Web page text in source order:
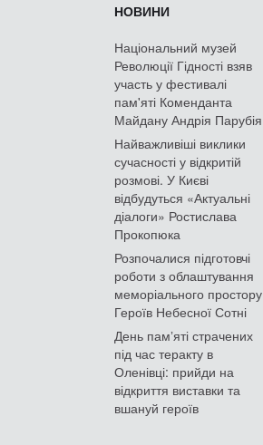
НОВИНИ
Національний музей
Революції Гідності взяв
участь у фестивалі
пам'яті Коменданта
Майдану Андрія Парубія
Найважливіші виклики
сучасності у відкритій
розмові. У Києві
відбудуться «Актуальні
діалоги» Ростислава
Прокопюка
Розпочалися підготовчі
роботи з облаштування
меморіального простору
Героїв Небесної Сотні
День памʼяті страчених
під час теракту в
Оленівці: прийди на
відкриття виставки та
вшануй героїв